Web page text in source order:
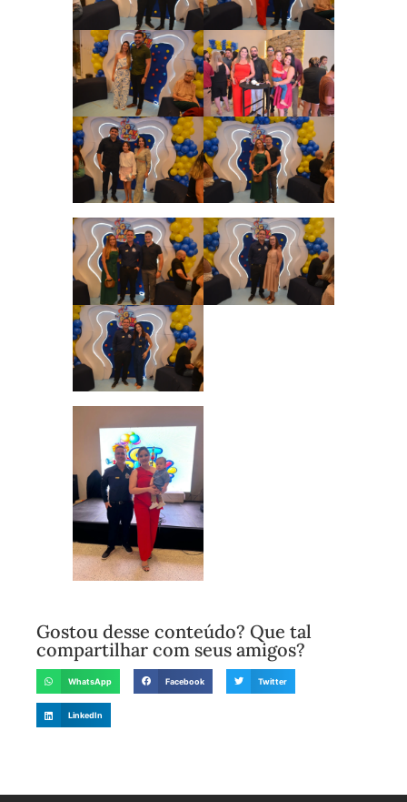
Gostou desse conteúdo? Que tal
compartilhar com seus amigos?
WhatsApp Facebook Twitter
LinkedIn